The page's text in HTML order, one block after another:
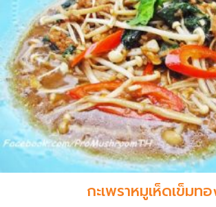
กะเพราหมูเห็ดเข็มท